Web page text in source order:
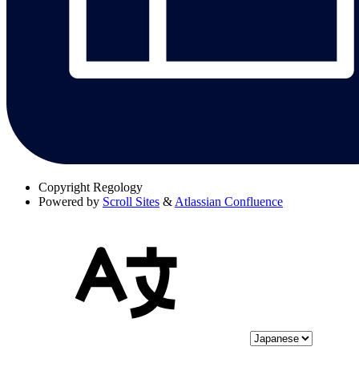
Copyright Regology
Powered by Scroll Sites & Atlassian Confluence